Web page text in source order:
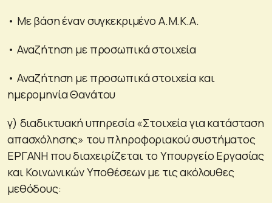
• Με βάση έναν συγκεκριμένο Α.Μ.Κ.Α.
• Αναζήτηση με προσωπικά στοιχεία
• Αναζήτηση με προσωπικά στοιχεία και
ημερομηνία Θανάτου
γ) διαδικτυακή υπηρεσία «Στοιχεία για κατάσταση
απασχόλησης» του πληροφοριακού συστήματος
ΕΡΓΑΝΗ που διαχειρίζεται το Υπουργείο Εργασίας
και Κοινωνικών Υποθέσεων με τις ακόλουθες
μεθόδους: